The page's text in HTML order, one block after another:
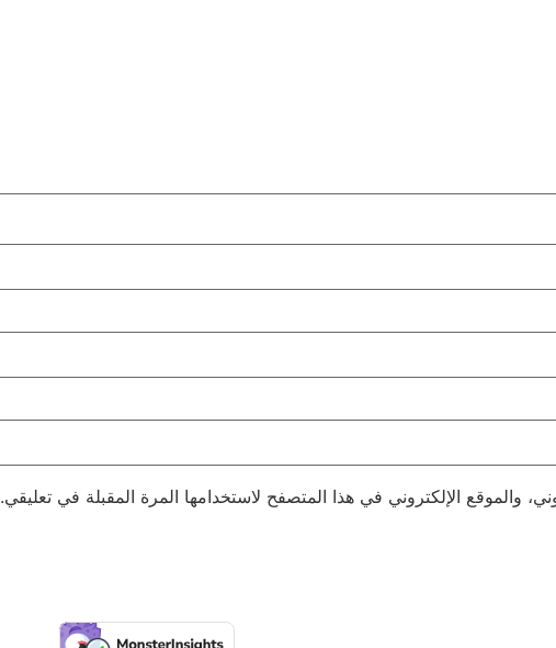
والموقع الإلكتروني في هذا المتصفح لاستخدامها المرة المقبلة في تعليقي.